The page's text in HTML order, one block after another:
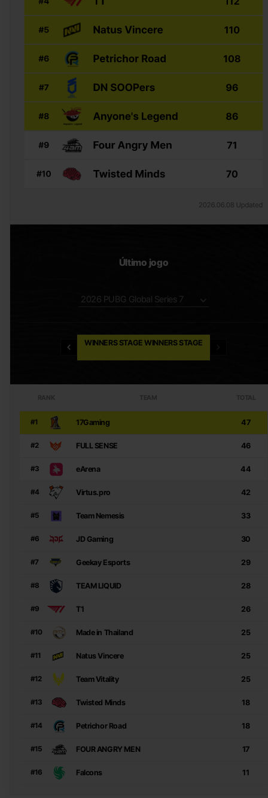
Último jogo
2026 PUBG Global Series 7
WINNERS STAGE WINNERS STAGE
#1 17Gaming 47
#2 FULL SENSE 46
#3 eArena 44
#4 Virtus.pro 42
#5 Team Nemesis 33
#6 JD Gaming 30
#7 Geekay Esports 29
#8 TEAM LIQUID 28
#9 T1 26
#10 Made in Thailand 25
#11 Natus Vincere 25
#12 Team Vitality 25
#13 Twisted Minds 18
#14 Petrichor Road 18
#15 FOUR ANGRY MEN 17
#16 Falcons 11